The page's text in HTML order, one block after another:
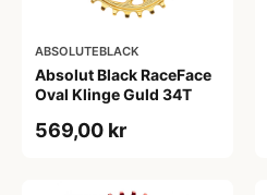
ABSOLUTEBLACK
Absolut Black RaceFace
Oval Klinge Guld 34T
569,00 kr